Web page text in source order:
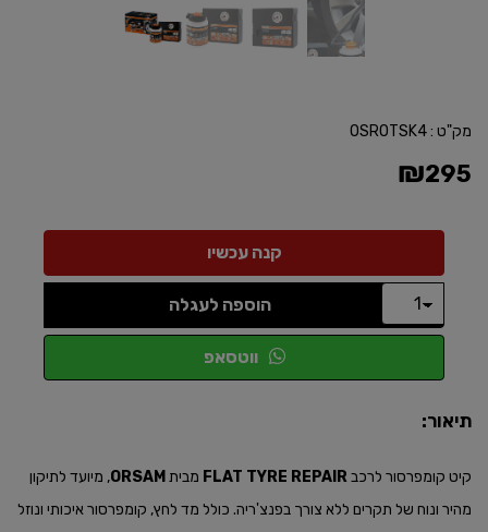
מק"ט :OSROTSK4
₪295
הוספה לעגלה
ווטסאפ
תיאור:
קיט קומפרסור לרכבFLAT TYRE REPAIR מבית ORSAM, מיועד לתיקון
מהיר ונוח של תקרים ללא צורך בפנצ'ריה. כולל מד לחץ, קומפרסור איכותי ונוזל